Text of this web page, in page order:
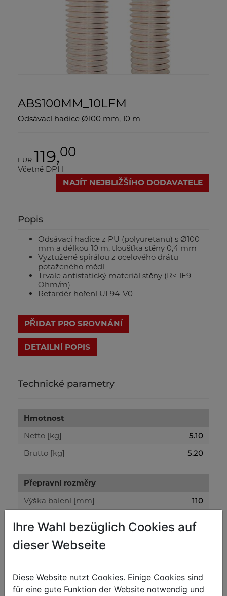
ABS100MM_10LFM
Odsávací hadice Ø100 mm, 10 m
EUR 119,00
Včetně DPH
NAJÍT NEJBLIŽŠÍHO DODAVATELE
Popis
Odsávací hadice z PU (polyuretanu) s Ø100
mm a délkou 10 m, tloušťka stěny 0,4 mm
Vyztužené spirálou z ocelového drátu
potaženého mědí
Trvale antistatický materiál stěny (R< 1E9
Ohm/m)
Retardér hoření UL94-V0
PŘIDAT PRO SROVNÁNÍ
DETAILNÍ POPIS
Technické parametry
Hmotnost
Netto [kg]
5.10
Brutto [kg]
5.20
Přepravní rozměry
Výška balení [mm]
110
Délka balení [mm]
2.000
Obecné údaje
Kód EAN
9120039902944
Ihre Wahl bezüglich Cookies auf
dieser Webseite
Diese Website nutzt Cookies. Einige Cookies sind
für eine gute Funktion der Website notwendig und